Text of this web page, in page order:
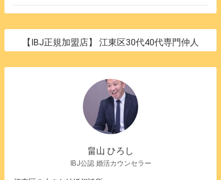
【IBJ正規加盟店】 江東区30代40代専門仲人
畠⼭ ひろし
IBJ公認 婚活カウンセラー